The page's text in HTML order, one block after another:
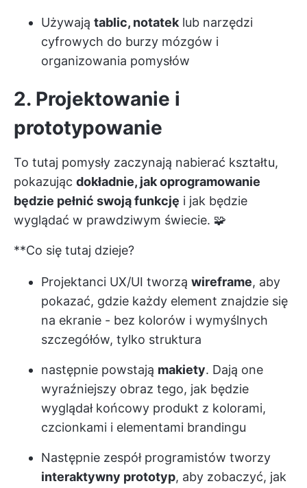
Używają tablic, notatek lub narzędzi
cyfrowych do burzy mózgów i
organizowania pomysłów
2. Projektowanie i
prototypowanie
To tutaj pomysły zaczynają nabierać kształtu,
pokazując dokładnie, jak oprogramowanie
będzie pełnić swoją funkcję i jak będzie
wyglądać w prawdziwym świecie. 🧩
**Co się tutaj dzieje?
Projektanci UX/UI tworzą wireframe, aby
pokazać, gdzie każdy element znajdzie się
na ekranie - bez kolorów i wymyślnych
szczegółów, tylko struktura
następnie powstają makiety. Dają one
wyraźniejszy obraz tego, jak będzie
wyglądał końcowy produkt z kolorami,
czcionkami i elementami brandingu
Następnie zespół programistów tworzy
interaktywny prototyp, aby zobaczyć, jak